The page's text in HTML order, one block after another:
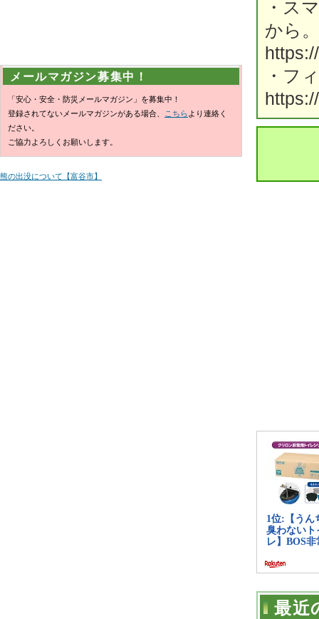
・ス
から。
・フ
最近
メールマガジン募集中！
「安心・安全・防災メールマガジン」を募集中！
登録されてないメールマガジンがある場合、
こちら より連絡く
ださい。
ご協力よろしくお願いします。
熊の出没について【富谷市】